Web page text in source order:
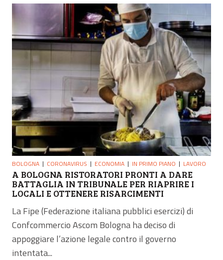
BOLOGNA CORONAVIRUS ECONOMIA IN PRIMO PIANO LAVORO
A BOLOGNA RISTORATORI PRONTI A DARE
BATTAGLIA IN TRIBUNALE PER RIAPRIRE I
LOCALI E OTTENERE RISARCIMENTI
La Fipe (Federazione italiana pubblici esercizi) di
Confcommercio Ascom Bologna ha deciso di
appoggiare l’azione legale contro il governo
intentata...